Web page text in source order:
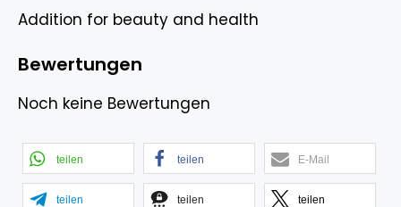
Addition for beauty and health
Bewertungen
Noch keine Bewertungen
teilen teilen E-Mail
teilen teilen teilen